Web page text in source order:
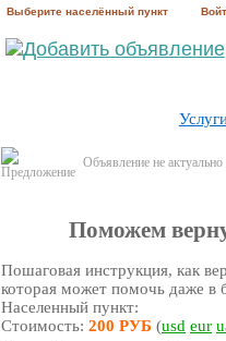
Выберите населённый пункт
Объявление не
Поможем
Пошаговая инструкция, как
которая может помочь даже в
Населенный пункт:
Стоимость:200 РУБ (usd eur